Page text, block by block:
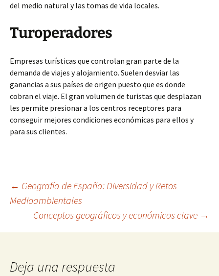
del medio natural y las tomas de vida locales.
Turoperadores
Empresas turísticas que controlan gran parte de la
demanda de viajes y alojamiento. Suelen desviar las
ganancias a sus países de origen puesto que es donde
cobran el viaje. El gran volumen de turistas que desplazan
les permite presionar a los centros receptores para
conseguir mejores condiciones económicas para ellos y
para sus clientes.
Navegación
← Geografía de España: Diversidad y Retos
Medioambientales
Conceptos geográficos y económicos clave →
Deja una respuesta